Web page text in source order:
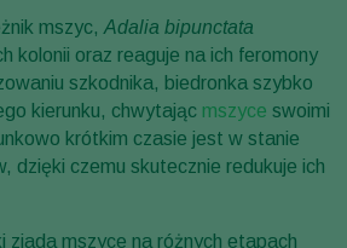
mszyc, Adalia bipunctata
kolonii oraz reaguje na ich feromony
szkodnika, biedronka szybko
kierunku, chwytając mszyce swoimi
krótkim czasie jest w stanie
dzięki czemu skutecznie redukuje ich
zjada mszyce na różnych etapach